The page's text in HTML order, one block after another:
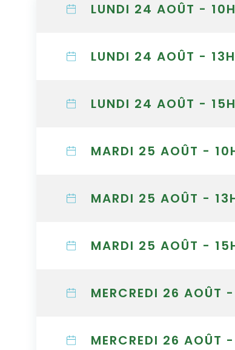
LUNDI 24 AOÛT -
LUNDI 24 AOÛT -
LUNDI 24 AOÛT -
MARDI 25 AOÛT -
MARDI 25 AOÛT -
MARDI 25 AOÛT -
MERCREDI 26 AOÛT
MERCREDI 26 AOÛT